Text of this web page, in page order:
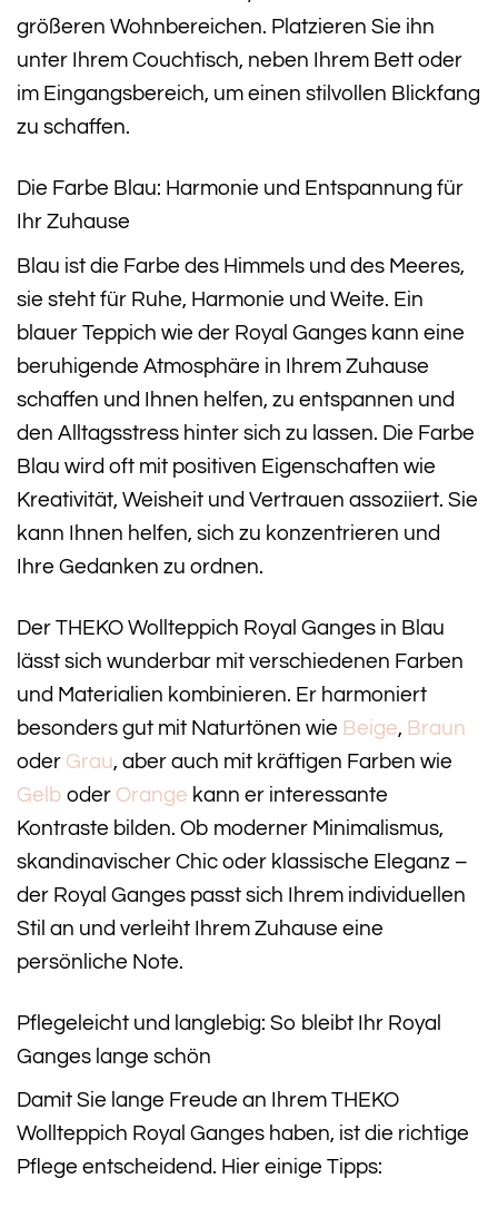
größeren Wohnbereichen. Platzieren Sie ihn
unter Ihrem Couchtisch, neben Ihrem Bett oder
im Eingangsbereich, um einen stilvollen Blickfang
zu schaffen.
Die Farbe Blau: Harmonie und Entspannung für
Ihr Zuhause
Blau ist die Farbe des Himmels und des Meeres,
sie steht für Ruhe, Harmonie und Weite. Ein
blauer Teppich wie der Royal Ganges kann eine
beruhigende Atmosphäre in Ihrem Zuhause
schaffen und Ihnen helfen, zu entspannen und
den Alltagsstress hinter sich zu lassen. Die Farbe
Blau wird oft mit positiven Eigenschaften wie
Kreativität, Weisheit und Vertrauen assoziiert. Sie
kann Ihnen helfen, sich zu konzentrieren und
Ihre Gedanken zu ordnen.
Der THEKO Wollteppich Royal Ganges in Blau
lässt sich wunderbar mit verschiedenen Farben
und Materialien kombinieren. Er harmoniert
besonders gut mit Naturtönen wie Beige, Braun
oder Grau, aber auch mit kräftigen Farben wie
Gelb oder Orange kann er interessante
Kontraste bilden. Ob moderner Minimalismus,
skandinavischer Chic oder klassische Eleganz –
der Royal Ganges passt sich Ihrem individuellen
Stil an und verleiht Ihrem Zuhause eine
persönliche Note.
Pflegeleicht und langlebig: So bleibt Ihr Royal
Ganges lange schön
Damit Sie lange Freude an Ihrem THEKO
Wollteppich Royal Ganges haben, ist die richtige
Pflege entscheidend. Hier einige Tipps: